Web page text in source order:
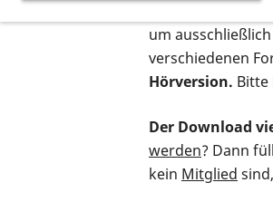
Auf dieser Seite
um
verschiedenen
Hörversion. Bitte
Der Download
werden? Dann
kein Mitglied